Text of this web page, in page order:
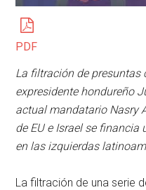
PDF
La filtración de presuntas
expresidente hondureño
actual mandatario Nasry
de EU e Israel se
en las izquierdas
La filtración de una serie